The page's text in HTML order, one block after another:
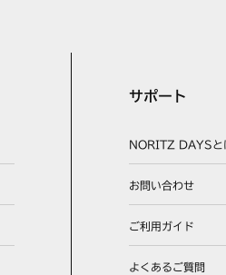
サポート
NORITZ DAYSと
お問い合わせ
ご利用ガイド
よくあるご質問